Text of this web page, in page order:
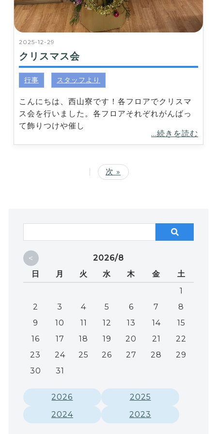
2025-12-29
クリスマス会
行事 スタッフより
こんにちは、西山寮です！各フロアでクリスマ
ス会を行いました。各フロアそれぞれがんばっ
て飾りつけや催し
...続きを読む
次 »
<
2026/8
日
月 火 水 木 金
土
1
2
3 4 5 6 7
8
9
10 11 12 13 14
15
16
17 18 19 20 21
22
23
24 25 26 27 28
29
30
31
2026
2025
2024
2023